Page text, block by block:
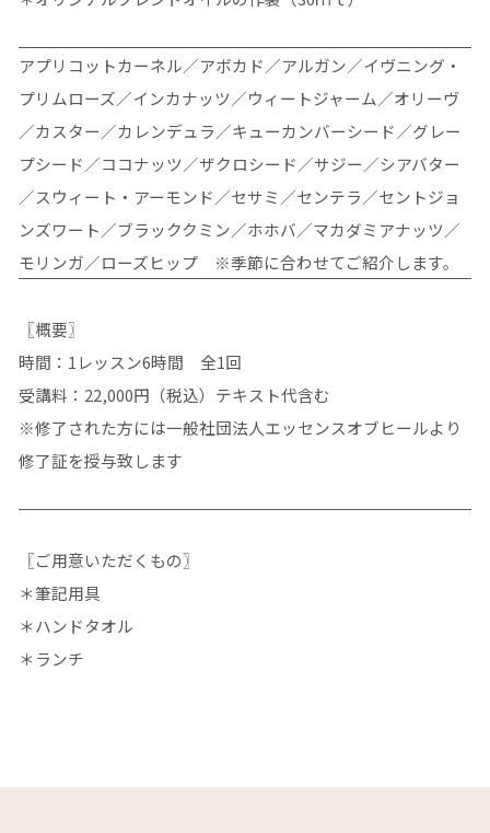
アプリコットカーネル／アボカド／アルガン／イヴニング・
プリムローズ／インカナッツ／ウィートジャーム／オリーヴ
／カスター／カレンデュラ／キューカンバーシード／グレー
プシード／ココナッツ／ザクロシード／サジー／シアバター
／スウィート・アーモンド／セサミ／センテラ／セントジョ
ンズワート／ブラッククミン／ホホバ／マカダミアナッツ／
モリンガ／ローズヒップ ※季節に合わせてご紹介します。
〖概要〗
時間：1レッスン6時間 全1回
受講料：22,000円（税込）テキスト代含む
※修了された方には一般社団法人エッセンスオブヒールより
修了証を授与致します
〖ご用意いただくもの〗
＊筆記用具
＊ハンドタオル
＊ランチ